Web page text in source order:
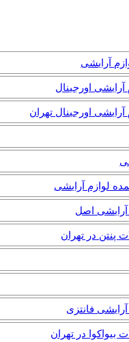
آرایشی
اورجینال
اورجینال تهران
لوازم آرایشی
آرایشی اصل
پنتن در تهران
فانتزی
بیواکوا در تهران